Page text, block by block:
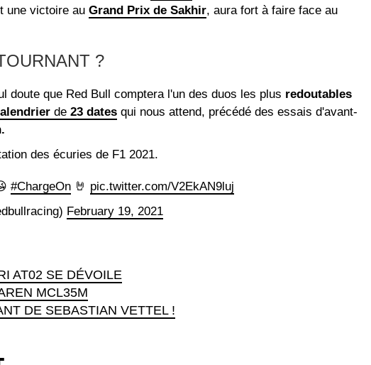
une victoire au Grand Prix de Sakhir, aura fort à faire face au
?
doute que Red Bull comptera l'un des duos les plus redoutables
de 23 dates qui nous attend, précédé des essais d'avant-
des écuries de F1 2021.
#ChargeOn 🤘 pic.twitter.com/V2EkAN9luj
February 19, 2021
AT02 SE DÉVOILE
MCL35M
DE SEBASTIAN VETTEL !